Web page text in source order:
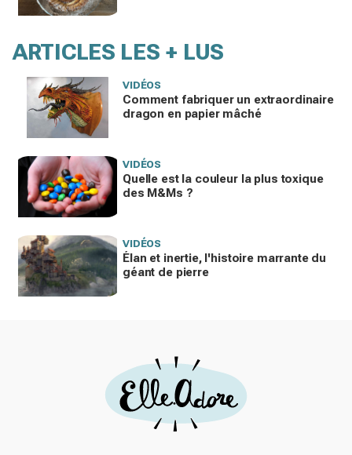
ARTICLES LES + LUS
VIDÉOS
Comment fabriquer un extraordinaire
dragon en papier mâché
VIDÉOS
Quelle est la couleur la plus toxique
des M&Ms ?
VIDÉOS
Élan et inertie, l'histoire marrante du
géant de pierre